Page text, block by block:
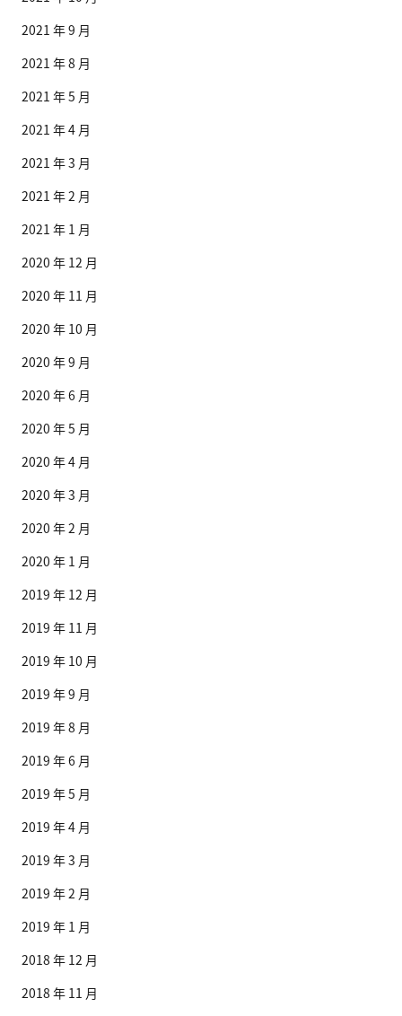
2021 年 9 月
2021 年 8 月
2021 年 5 月
2021 年 4 月
2021 年 3 月
2021 年 2 月
2021 年 1 月
2020 年 12 月
2020 年 11 月
2020 年 10 月
2020 年 9 月
2020 年 6 月
2020 年 5 月
2020 年 4 月
2020 年 3 月
2020 年 2 月
2020 年 1 月
2019 年 12 月
2019 年 11 月
2019 年 10 月
2019 年 9 月
2019 年 8 月
2019 年 6 月
2019 年 5 月
2019 年 4 月
2019 年 3 月
2019 年 2 月
2019 年 1 月
2018 年 12 月
2018 年 11 月